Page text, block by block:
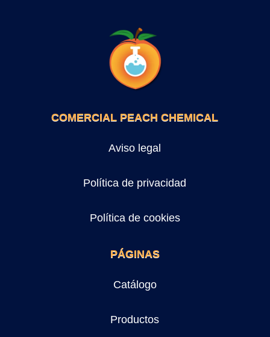
COMERCIAL PEACH CHEMICAL
Aviso legal
Política de privacidad
Política de cookies
PÁGINAS
Catálogo
Productos